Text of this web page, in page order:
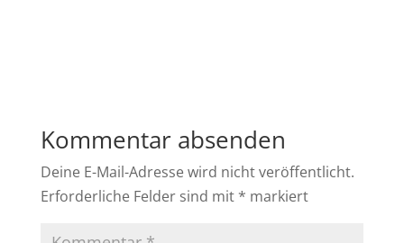
Kommentar absenden
Deine E-Mail-Adresse wird nicht veröffentlicht.
Erforderliche Felder sind mit * markiert